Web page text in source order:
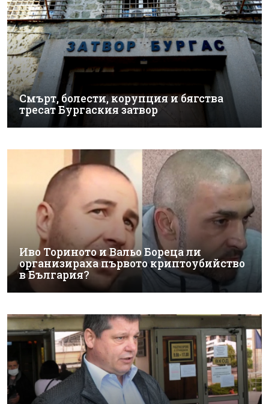
Смърт, болести, корупция и бягства
тресат Бургаския затвор
Иво Ториното и Вальо Бореца ли
организираха първото криптоубийство
в България?